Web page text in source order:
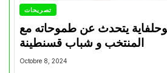
تصريحات
يتحدث عن طموحاته مع
المنتخب و شباب قسنطينة
Octobre 8, 2024